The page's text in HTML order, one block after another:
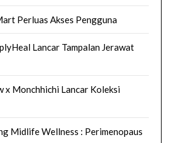
Perluas Akses Pengguna
Lancar Tampalan Jerawat
x Monchhichi Lancar Koleksi
Midlife Wellness : Perimenopaus